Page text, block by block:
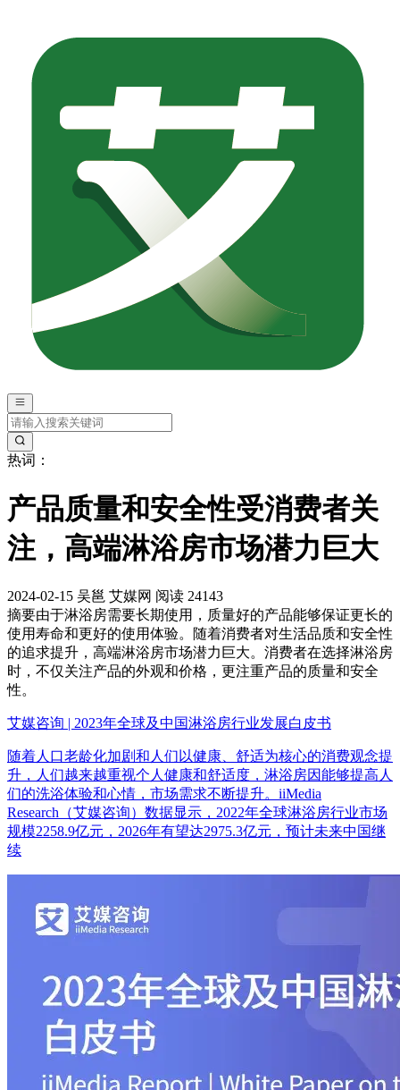
热词：
产品质量和安全性受消费者关
注，高端淋浴房市场潜力巨大
2024-02-15 吴邕 艾媒网 阅读 24143
摘要由于淋浴房需要长期使用，质量好的产品能够保证更长的
使用寿命和更好的使用体验。随着消费者对生活品质和安全性
的追求提升，高端淋浴房市场潜力巨大。消费者在选择淋浴房
时，不仅关注产品的外观和价格，更注重产品的质量和安全
性。
艾媒咨询 | 2023年全球及中国淋浴房行业发展白皮书
随着人口老龄化加剧和人们以健康、舒适为核心的消费观念提
升，人们越来越重视个人健康和舒适度，淋浴房因能够提高人
们的洗浴体验和心情，市场需求不断提升。iiMedia
Research（艾媒咨询）数据显示，2022年全球淋浴房行业市场
规模2258.9亿元，2026年有望达2975.3亿元，预计未来中国继
续